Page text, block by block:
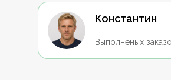
Константин
Выполненых